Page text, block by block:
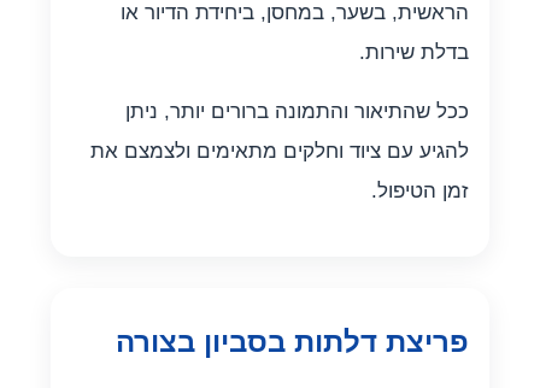
הראשית, בשער, במחסן, ביחידת הדיור או
בדלת שירות.
ככל שהתיאור והתמונה ברורים יותר, ניתן
להגיע עם ציוד וחלקים מתאימים ולצמצם את
זמן הטיפול.
פריצת דלתות בסביון בצורה